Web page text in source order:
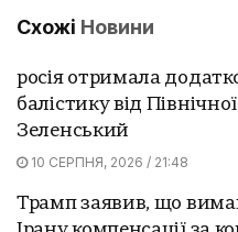
Схожі Новини
росія отримала
балістику від
Зеленський
10 СЕРПНЯ, 2026 / 21:48
Трамп заявив, що